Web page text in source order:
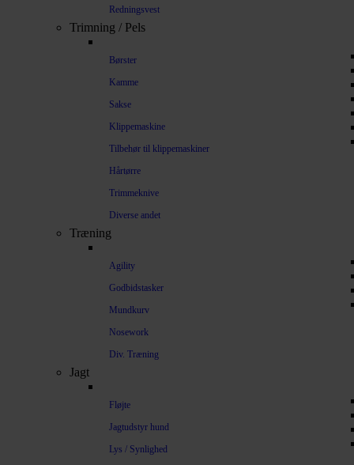
Redningsvest
Trimning / Pels
Børster
Kamme
Sakse
Klippemaskine
Tilbehør til klippemaskiner
Hårtørre
Trimmeknive
Diverse andet
Træning
Agility
Godbidstasker
Mundkurv
Nosework
Div. Træning
Jagt
Fløjte
Jagtudstyr hund
Lys / Synlighed